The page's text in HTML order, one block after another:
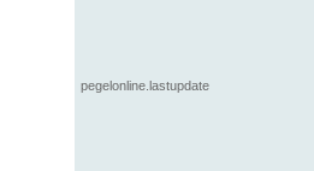
pegelonline.lastupdate